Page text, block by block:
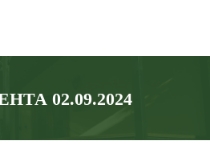
02.09.2024